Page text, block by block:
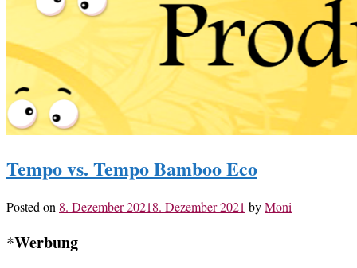
Tempo vs. Tempo Bamboo Eco
Posted on 8. Dezember 20218. Dezember 2021 byMoni
*Werbung